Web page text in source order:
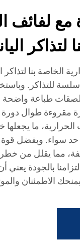
مع لفائف
لتذاكر
الخاصة بنا لتذاكر
للتذاكر.
طباعة واضحة
مقروءة طوال دورة
ما يجعلها
سواء. وبفضل قوة
مما يقلل من خطر
بالجودة
يمنحك الاطمئنان